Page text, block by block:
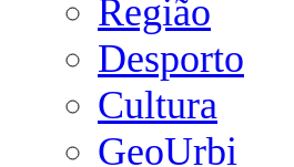
Região
Desporto
Cultura
GeoUrbi